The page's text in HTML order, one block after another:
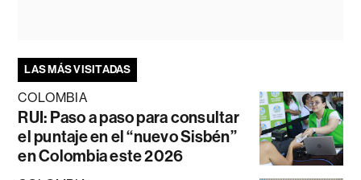
LAS MÁS VISITADAS
COLOMBIA
RUI: Paso a paso para consultar
el puntaje en el “nuevo Sisbén”
en Colombia este 2026